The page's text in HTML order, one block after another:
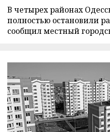
В четырех районах
полностью остановили
сообщил местный